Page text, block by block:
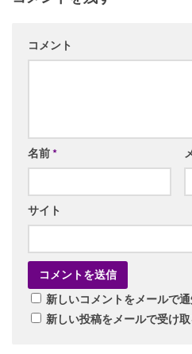
コメント
名前*
サイト
新しいコメントをメールで
新しい投稿をメールで受け